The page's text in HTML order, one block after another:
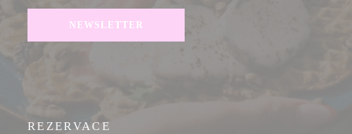
NEWSLETTER
REZERVACE